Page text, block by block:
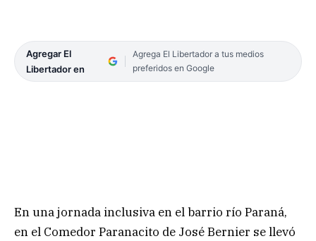
Agregar El
Libertador en
Agrega El Libertador a tus medios
preferidos en Google
En una jornada inclusiva en el barrio río Paraná,
en el Comedor Paranacito de José Bernier se llevó